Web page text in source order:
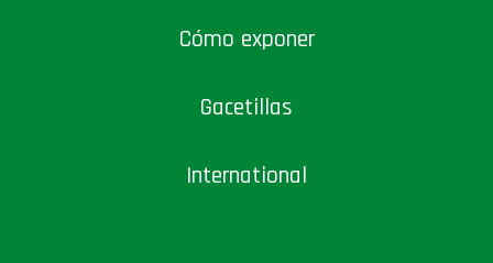
Cómo exponer
Gacetillas
International